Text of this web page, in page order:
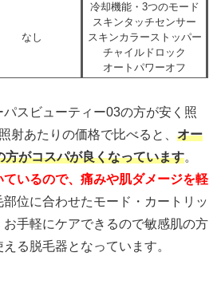
なし
冷却機能・3つのモード
スキンタッチセンサー
スキンカラーストッパー
チャイルドロック
オートパワーオフ
スビューティー03の方が安く照
射あたりの価格で比べると、 オー
方がコスパが良くなっています。
いるので、痛みや肌ダメージを軽
部位に合わせたモード・カートリッ
手軽にケアできるので敏感肌の方
る脱毛器となっています。